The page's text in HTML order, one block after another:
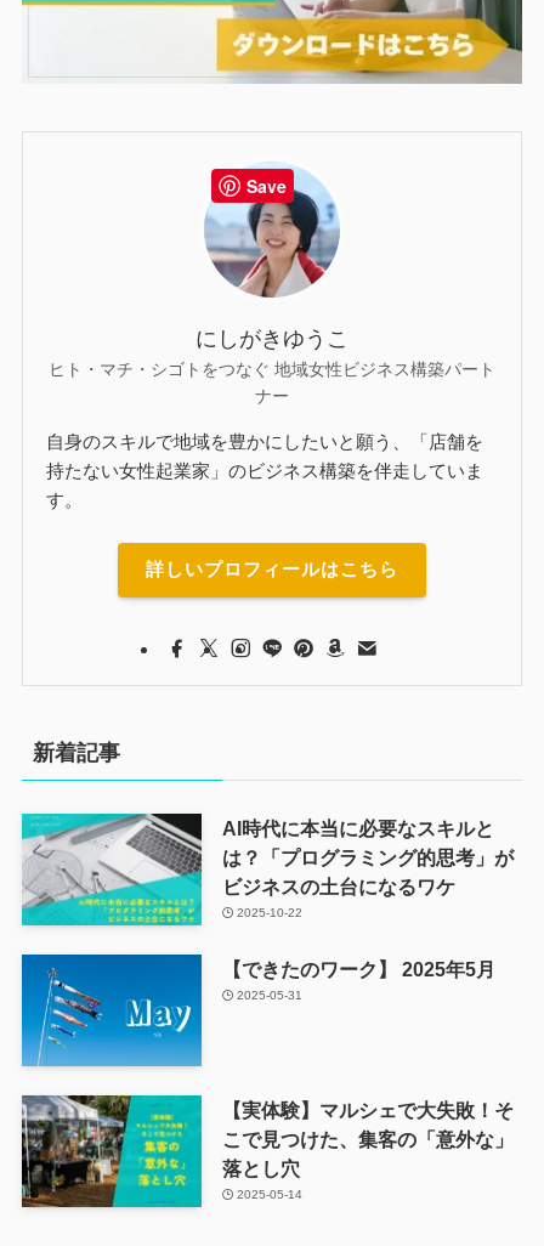
にしがきゆうこ
ヒト・マチ・シゴトをつなぐ 地域女性ビジネス構築パート
ナー
自身のスキルで地域を豊かにしたいと願う、「店舗を
持たない女性起業家」のビジネス構築を伴走していま
す。
詳しいプロフィールはこちら
新着記事
AI時代に本当に必要なスキルと
は？「プログラミング的思考」が
ビジネスの土台になるワケ
2025-10-22
【できたのワーク】 2025年5月
2025-05-31
【実体験】マルシェで大失敗！そ
こで見つけた、集客の「意外な」
落とし穴
2025-05-14
Save